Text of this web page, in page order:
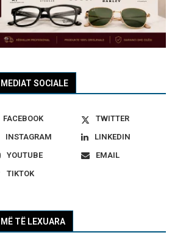
MEDIAT SOCIALE
FACEBOOK
TWITTER
INSTAGRAM
LINKEDIN
YOUTUBE
EMAIL
TIKTOK
MË TË LEXUARA